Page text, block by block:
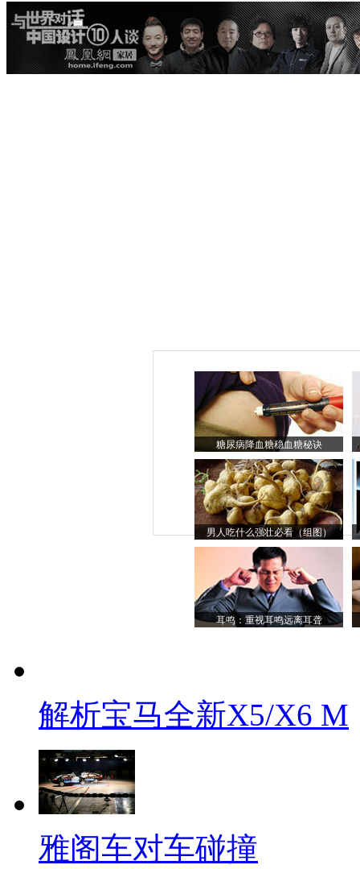
糖尿病降血糖稳血糖秘诀
男人吃什么强壮必看（组图）
耳鸣：重视耳鸣远离耳聋
解析宝马全新X5/X6 M
雅阁车对车碰撞